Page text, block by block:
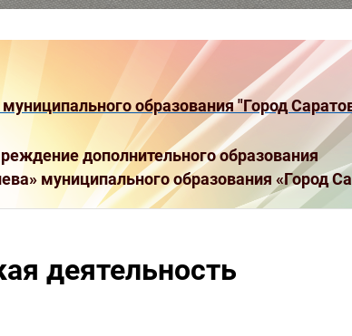
образования "Город
дополнительного образования
муниципального образования «Город
деятельность